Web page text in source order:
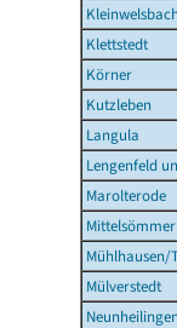
Klettstedt
Körner
Kutzleben
Langula
Lengenfeld
Marolterode
Mühlhausen/
Mülverstedt